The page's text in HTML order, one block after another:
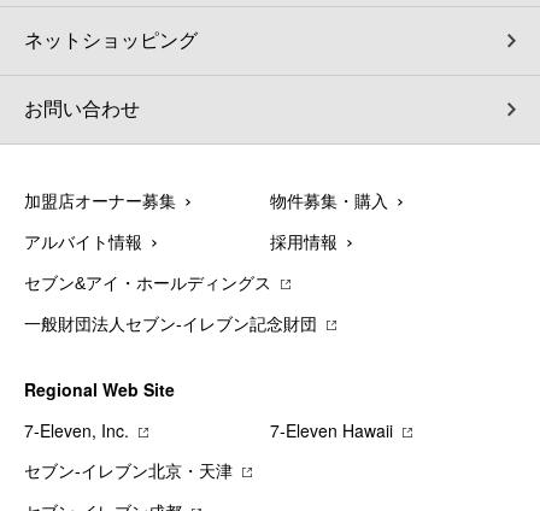
ネットショッピング
お問い合わせ
加盟店オーナー募集 物件募集・購入
アルバイト情報 採用情報
セブン&アイ・ホールディングス
一般財団法人セブン-イレブン記念財団
Regional Web Site
7‐Eleven, Inc.
7‐Eleven Hawaii
セブン‐イレブン北京・天津